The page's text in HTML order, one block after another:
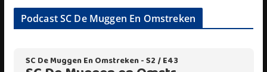
Podcast SC De Muggen En Omstreken